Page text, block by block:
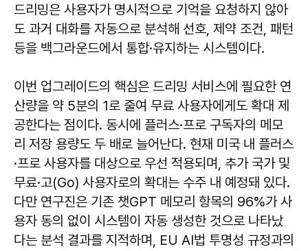
드리밍은 사용자가 명시적으로 기억을 요청하지 않아
도 과거 대화를 자동으로 분석해 선호, 제약 조건, 패턴
등을 백그라운드에서 통합·유지하는 시스템이다.
이번 업그레이드의 핵심은 드리밍 서비스에 필요한 연
산량을 약 5분의 1로 줄여 무료 사용자에게도 확대 제
공한다는 점이다. 동시에 플러스·프로 구독자의 메모
리 저장 용량도 두 배로 늘어난다. 현재 미국 내 플러스
·프로 사용자를 대상으로 우선 적용되며, 추가 국가 및
무료·고(Go) 사용자로의 확대는 수주 내 예정돼 있다.
다만 연구진은 기존 챗GPT 메모리 항목의 96%가 사
용자 동의 없이 시스템이 자동 생성한 것으로 나타났
다는 분석 결과를 지적하며, EU AI법 투명성 규정과의